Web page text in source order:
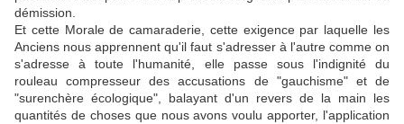
démission.
Et cette Morale de camaraderie, cette exigence par laquelle les
Anciens nous apprennent qu'il faut s'adresser à l'autre comme on
s'adresse à toute l'humanité, elle passe sous l'indignité du
rouleau compresseur des accusations de "gauchisme" et de
"surenchère écologique", balayant d'un revers de la main les
quantités de choses que nous avons voulu apporter, l'application